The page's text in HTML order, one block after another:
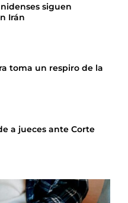
siguen
Irán
toma un respiro de la
a jueces ante Corte